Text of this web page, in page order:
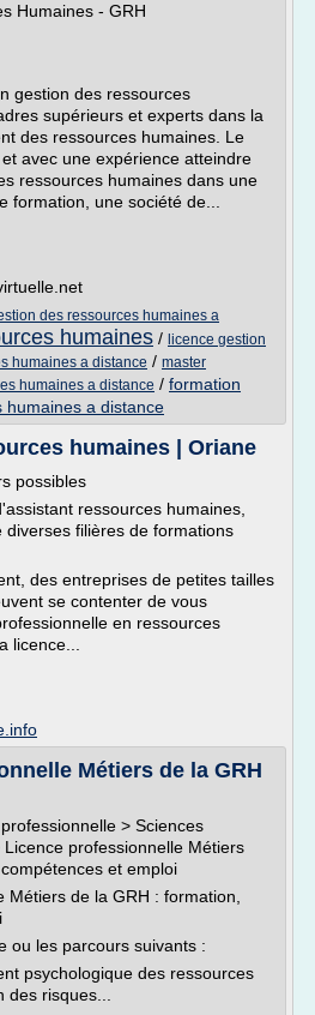
Humaines - GRH
gestion des ressources
supérieurs et experts dans la
des ressources humaines. Le
avec une expérience atteindre
ressources humaines dans une
formation, une société de...
des ressources humaines a
humaines / licence gestion
humaines a distance / master
humaines a distance / formation
humaines a distance
humaines | Oriane
possibles
ressources humaines,
diverses filières de formations
des entreprises de petites tailles
se contenter de vous
en ressources
licence...
Métiers de la GRH
> Sciences
professionnelle Métiers
et emploi
Métiers de la GRH : formation,
ou les parcours suivants :
psychologique des ressources
risques...